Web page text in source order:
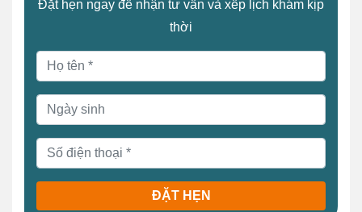
Đặt hẹn ngay để nhận tư vấn và xếp lịch khám kịp
thời
ĐẶT HẸN